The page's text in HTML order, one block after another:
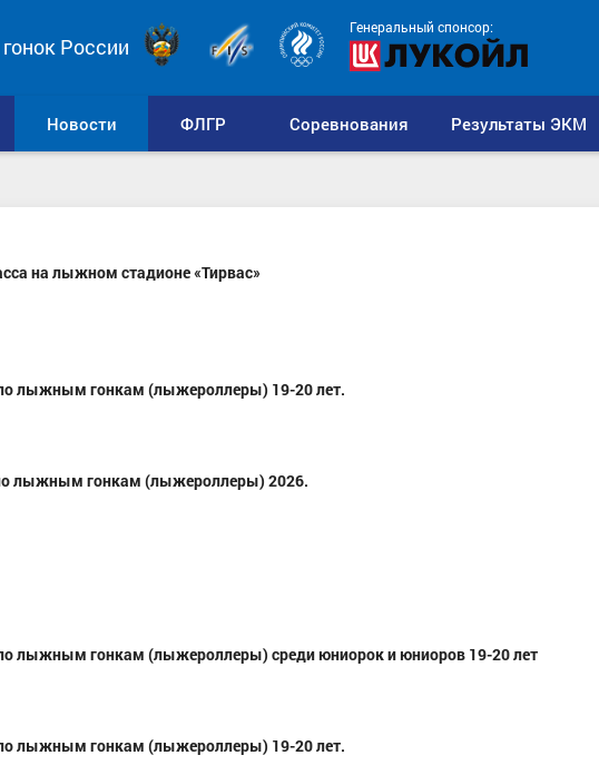
Генеральный спонсор:
России
Новости ФЛГР Соревнования Результаты ЭКМ
на лыжном стадионе «Тирвас»
лыжным гонкам (лыжероллеры) 19-20 лет.
лыжным гонкам (лыжероллеры) 2026.
лыжным гонкам (лыжероллеры) среди юниорок и юниоров 19-20 лет
лыжным гонкам (лыжероллеры) 19-20 лет.
Матвей Александрович Сахаров Андрей Владимирович